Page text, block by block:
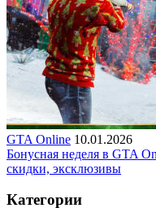
GTA Online 10.01.2026
Бонусная неделя в GTA
скидки, эксклюзивы
Категории